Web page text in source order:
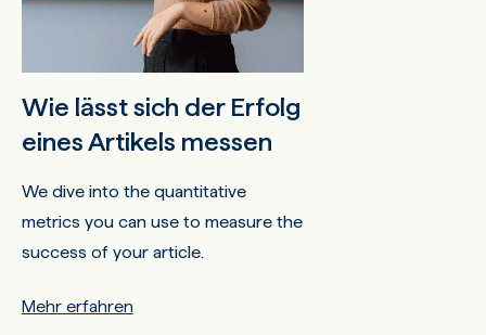
Wie lässt sich der Erfolg
eines Artikels messen
We dive into the quantitative
metrics you can use to measure the
success of your article.
Mehr erfahren